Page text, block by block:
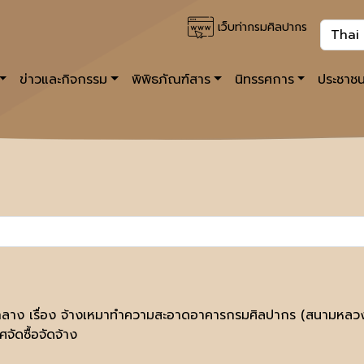
เว็บท่ากรมศิลปากร
ข่าวและกิจกรรม พิพิธภัณฑ์สาร นิทรรศการ ประชาช
าง เรื่อง จ้างเหมาทำความสะอาดอาคารกรมศิลปากร (สนามหล
จัดซื้อจัดจ้าง